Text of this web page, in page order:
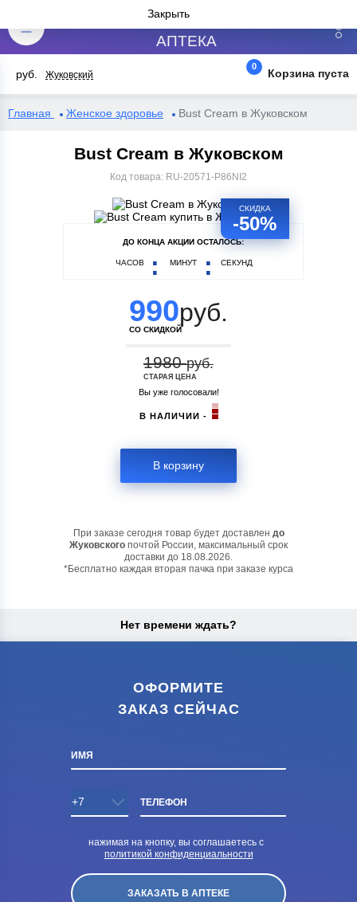
№1
АПТЕКА
руб. Жуковский
0
Корзина пуста
Главная Женское здоровье Bust Cream в Жуковском
Bust Cream в Жуковском
Код товара: RU-20571-P86NI2
СКИДКА
-50%
ДО КОНЦА АКЦИИ ОСТАЛОСЬ:
ЧАСОВ МИНУТ СЕКУНД
990руб.
СО СКИДКОЙ
1980руб.
СТАРАЯ ЦЕНА
Вы уже голосовали!
В НАЛИЧИИ -
В корзину
При заказе сегодня товар будет доставлен до
Жуковского почтой России, максимальный срок
доставки до 18.08.2026.
*Бесплатно каждая вторая пачка при заказе курса
Нет времени ждать?
ОФОРМИТЕ
ЗАКАЗ СЕЙЧАС
ИМЯ
ТЕЛЕФОН
нажимая на кнопку, вы соглашаетесь с
политикой конфиденциальности
Закрыть